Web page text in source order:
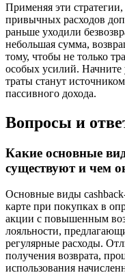
Применяя эти
привычных расходов
раньше уходили
небольшая сумма,
тому, чтобы не только
особых усилий.
траты станут
пассивного дохода.
Вопросы и
Какие основные
существуют и чем
Основные виды
карте при покупках в
акции с повышенным
лояльности,
регулярные расходы.
получения возврата,
использования